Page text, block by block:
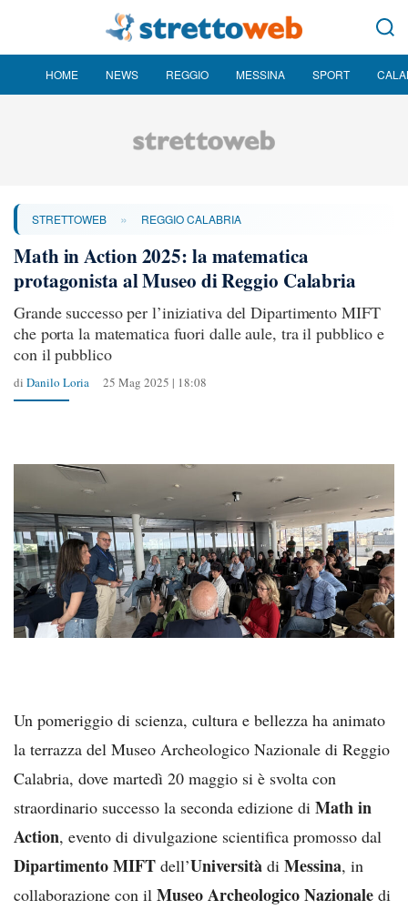
HOME NEWS REGGIO MESSINA SPORT
STRETTOWEB » REGGIO CALABRIA
Math in Action 2025: la matematica
protagonista al Museo di Reggio Calabria
Grande successo per l’iniziativa del Dipartimento MIFT
che porta la matematica fuori dalle aule, tra il pubblico e
con il pubblico
di Danilo Loria 25 Mag 2025 | 18:08
Un pomeriggio di scienza, cultura e bellezza ha animato
la terrazza del Museo Archeologico Nazionale di Reggio
Calabria, dove martedì 20 maggio si è svolta con
straordinario successo la seconda edizione di Math in
Action, evento di divulgazione scientifica promosso dal
Dipartimento MIFT dell’Università di Messina, in
collaborazione con il Museo Archeologico Nazionale di